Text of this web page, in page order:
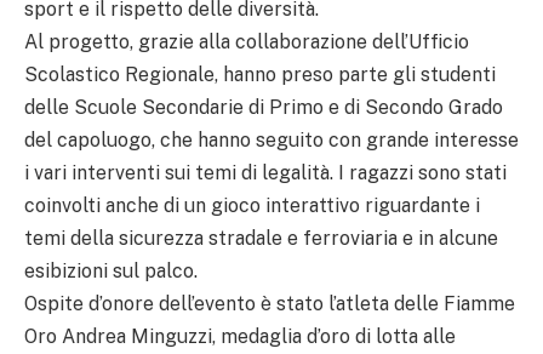
sport e il rispetto delle diversità.
Al progetto, grazie alla collaborazione dell’Ufficio
Scolastico Regionale, hanno preso parte gli studenti
delle Scuole Secondarie di Primo e di Secondo Grado
del capoluogo, che hanno seguito con grande interesse
i vari interventi sui temi di legalità. I ragazzi sono stati
coinvolti anche di un gioco interattivo riguardante i
temi della sicurezza stradale e ferroviaria e in alcune
esibizioni sul palco.
Ospite d’onore dell’evento è stato l’atleta delle Fiamme
Oro Andrea Minguzzi, medaglia d’oro di lotta alle